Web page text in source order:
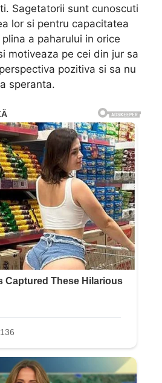
Sagetatorii sunt cunoscuti
lor si pentru capacitatea
a paharului in orice
motiveaza pe cei din jur sa
pozitiva si sa nu
speranta.